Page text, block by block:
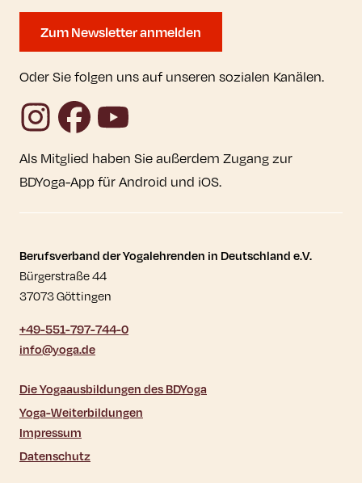
Zum Newsletter anmelden
Oder Sie folgen uns auf unseren sozialen Kanälen.
InstagramFacebookYouTube
Als Mitglied haben Sie außerdem Zugang zur
BDYoga-App für Android und iOS.
Kontaktdaten und weitere Links
Berufsverband der Yogalehrenden in Deutschland e.V.
Bürgerstraße 44
37073 Göttingen
+49-551-797-744-0
info@yoga.de
Die Yogaausbildungen des BDYoga
Yoga-Weiterbildungen
Impressum
Datenschutz